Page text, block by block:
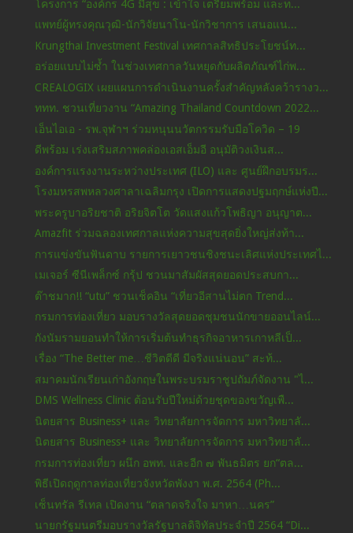
โครงการ “องค์กร 4G มีสุข : เข้าใจ เตรียมพร้อม และท...
แพทย์ผู้ทรงคุณวุฒิ-นักวิจัยนาโน-นักวิชาการ เสนอแน...
Krungthai Investment Festival เทศกาลสิทธิประโยชน์ท...
อร่อยแบบไม่ซ้ำ ในช่วงเทศกาลวันหยุดกับผลิตภัณฑ์ไก่พ...
CREALOGIX เผยแผนการดำเนินงานครั้งสำคัญหลังคว้ารางว...
ททท. ชวนเที่ยวงาน “Amazing Thailand Countdown 2022...
เอ็นไอเอ - รพ.จุฬาฯ ร่วมหนุนนวัตกรรมรับมือโควิด – 19
ดีพร้อม เร่งเสริมสภาพคล่องเอสเอ็มอี อนุมัติวงเงินส...
องค์การแรงงานระหว่างประเทศ (ILO) และ ศูนย์ฝึกอบรมร...
โรงมหรสพหลวงศาลาเฉลิมกรุง เปิดการแสดงปฐมฤกษ์แห่งปี...
พระครูบาอริยชาติ อริยจิตโต วัดแสงแก้วโพธิญา อนุญาต...
Amazfit ร่วมฉลองเทศกาลแห่งความสุขสุดยิ่งใหญ่ส่งท้า...
การแข่งขันฟันดาบ รายการเยาวชนชิงชนะเลิศแห่งประเทศไ...
เมเจอร์ ซีนีเพล็กซ์ กรุ้ป ชวนมาสัมผัสสุดยอดประสบกา...
ต๊าชมาก!! “utu” ชวนเช็คอิน “เที่ยวอีสานไม่ตก Trend...
กรมการท่องเที่ยว มอบรางวัลสุดยอดชุมชนนักขายออนไลน์...
กังนัมรามยอนทำให้การเริ่มต้นทำธุรกิจอาหารเกาหลีเป็...
เรื่อง “The Better me…ชีวิตดีดี มีจริงแน่นอน” สะท้...
สมาคมนักเรียนเก่าอังกฤษในพระบรมราชูปถัมภ์จัดงาน "ไ...
DMS Wellness Clinic ต้อนรับปีใหม่ด้วยชุดของขวัญเพื...
นิตยสาร Business+ และ วิทยาลัยการจัดการ มหาวิทยาลั...
นิตยสาร Business+ และ วิทยาลัยการจัดการ มหาวิทยาลั...
กรมการท่องเที่ยว ผนึก อพท. และอีก ๗ พันธมิตร ยก“ตล...
พิธีเปิดฤดูกาลท่องเที่ยวจังหวัดพังงา พ.ศ. 2564 (Ph...
เซ็นทรัล รีเทล เปิดงาน “ตลาดจริงใจ มาหา…นคร”
นายกรัฐมนตรีมอบรางวัลรัฐบาลดิจิทัลประจำปี 2564 “Di...